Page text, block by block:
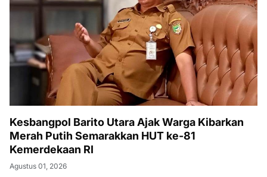
Kesbangpol Barito Utara Ajak Warga Kibarkan
Merah Putih Semarakkan HUT ke-81
Kemerdekaan RI
Agustus 01, 2026